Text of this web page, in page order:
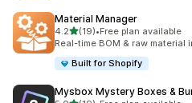
Material Manager
4.2별 5개 중
(19)
총 리뷰 19개
•Free plan available
Real-time BOM & raw material
Built for Shopify
Mysbox Mystery Boxes &